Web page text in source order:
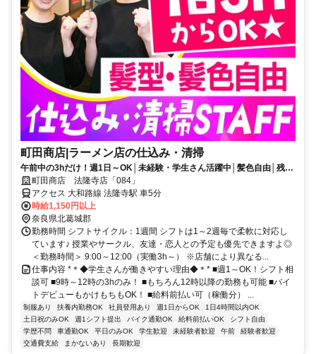
町田商店|ラーメン店の仕込み・清掃
午前中の3hだけ！週1日～OK│未経験・学生さん活躍中│髪色自由│残業
なし町田商店 法隆寺店「084」
アクセス 大和路線 法隆寺駅 車5分
時給1,150円以上
奈良県北葛城郡
勤務時間 シフトサイクル：1週間 シフトは1～2週毎で柔軟に対応し
ています♪ 授業やサークル、友達・恋人との予定も優先できますよ◎
＜勤務時間＞ 9:00～12:00（実働3h～） ※店舗により異なる...
仕事内容 *＊◆学生さんが働きやすい理由◆＊* ■週1～OK！シフト相
談可 ■9時～12時の3hのみ！ ■もちろん12時以降の勤務も可能 ■バイ
トデビューもかけもちもOK！ ■給料前払い可（稼働分） ...
制服あり 扶養内勤務OK 社員登用あり 週1日からOK
1日4時間以内OK
土日祝のみOK
週1シフト提出 バイク通勤OK 給料前払いOK
シフト自由
学歴不問
車通勤OK 平日のみOK 学生歓迎 未経験者歓迎 午前
経験者歓迎
交通費支給
まかないあり 長期歓迎